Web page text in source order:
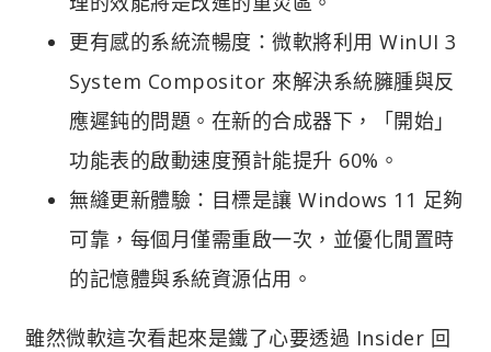
更有感的系統流暢度：微軟將利用 WinUI 3
System Compositor 來解決系統臃腫與反
應遲鈍的問題。在新的合成器下，「開始」
功能表的啟動速度預計能提升 60%。
無縫更新體驗：目標是讓 Windows 11 足夠
可靠，每個月僅需重啟一次，並優化閒置時
的記憶體與系統資源佔用。
雖然微軟這次看起來是鐵了心要透過 Insider 回